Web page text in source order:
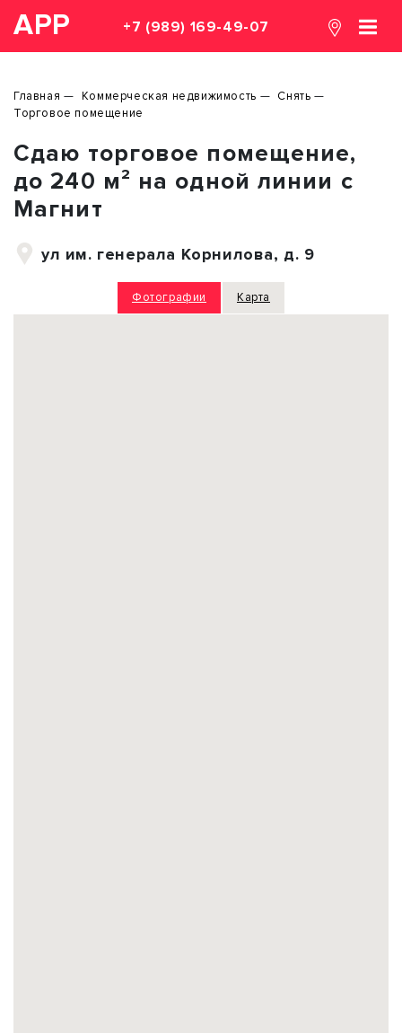
АРР +7 (989) 169-49-07
Главная Коммерческая недвижимость
Снять
Торговое помещение
Сдаю торговое помещение,
до 240 м² на одной линии с
Магнит
ул им. генерала Корнилова, д. 9
Фотографии Карта